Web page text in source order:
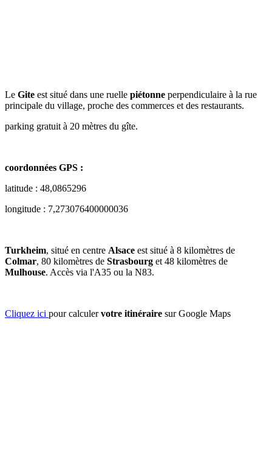
Le Gite est situé dans une ruelle piétonne perpendiculaire à la rue
principale du village, proche des commerces et des restaurants.
parking gratuit à 20 mètres du gîte.
coordonnées GPS :
latitude : 48,0865296
longitude : 7,273076400000036
Turkheim, situé en centre Alsace est situé à 8 kilomètres de
Colmar, 80 kilomètres de Strasbourg et 48 kilomètres de
Mulhouse. Accès via l'A35 ou la N83.
Cliquez ici pour calculervotre itinéraire sur Google Maps